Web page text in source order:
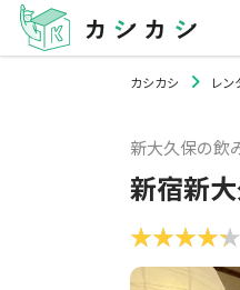
カシカシ レン
新大久保の飲
新宿新
★★★★★
★★★★★